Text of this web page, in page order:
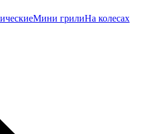
Мини грилиНа колесах